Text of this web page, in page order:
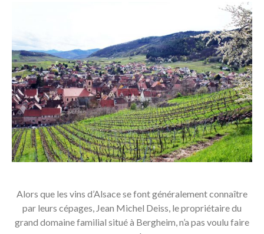
Alors que les vins d’Alsace se font généralement connaître
par leurs cépages, Jean Michel Deiss, le propriétaire du
grand domaine familial situé à Bergheim, n’a pas voulu faire